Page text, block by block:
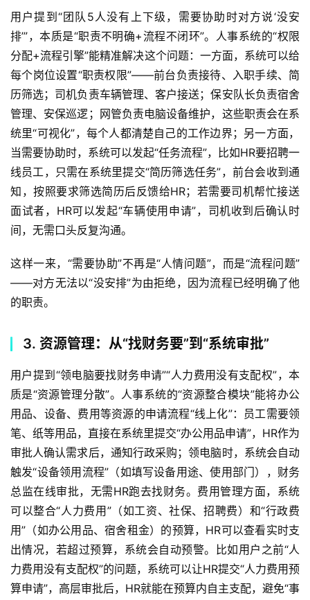
用户提到“团队5人没有上下级，需要协助时对方说‘没安
排’”，本质是“职责不明确+流程不闭环”。人事系统的“权限
分配+流程引擎”能精准解决这个问题：一方面，系统可以给
每个岗位设置“职责权限”——前台负责接待、入职手续、简
历筛选；司机负责车辆管理、客户接送；保安队长负责宿舍
管理、安保巡逻；网管负责电脑设备维护，这些职责会在系
统里“可视化”，每个人都清楚自己的工作边界；另一方面，
当需要协助时，系统可以发起“任务流程”，比如HR要招聘一
线员工，只需在系统里提交“简历筛选任务”，前台会收到通
知，按照要求筛选简历后反馈给HR；若需要司机帮忙接送
面试者，HR可以发起“车辆使用申请”，司机收到后确认时
间，无需口头反复沟通。
这样一来，“需要协助”不再是“人情问题”，而是“流程问题”
——对方无法以“没安排”为由拒绝，因为流程已经明确了他
的职责。
3. 资源管理：从“找财务要”到“系统审批”
用户提到“领电脑要找财务申请”“人力费用没有支配权”，本
质是“资源管理分散”。人事系统的“资源整合模块”能将办公
用品、设备、费用等资源的申请流程“线上化”：员工需要领
笔、纸等用品，直接在系统里提交“办公用品申请”，HR作为
审批人确认需求后，通知行政采购；领电脑时，系统会自动
触发“设备领用流程”（如填写设备用途、使用部门），财务
总监在线审批，无需HR跑去找财务。费用管理方面，系统
可以整合“人力费用”（如工资、社保、招聘费）和“行政费
用”（如办公用品、宿舍租金）的预算，HR可以查看实时支
出情况，若超过预算，系统会自动预警。比如用户之前“人
力费用没有支配权”的问题，系统可以让HR提交“人力费用预
算申请”，高层审批后，HR就能在预算内自主支配，避免“事